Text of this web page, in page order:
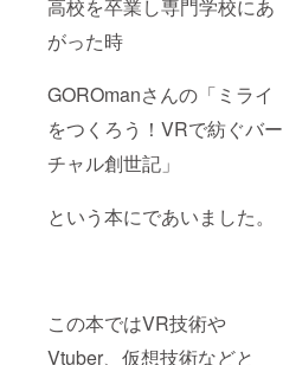
高校を卒業し専門学校にあ
がった時
GOROmanさんの「ミライ
をつくろう！VRで紡ぐバー
チャル創世記」
という本にであいました。
この本ではVR技術や
Vtuber、仮想技術などと